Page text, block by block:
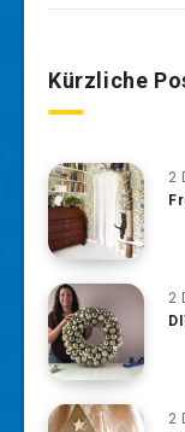
Kürzliche
2
2
2